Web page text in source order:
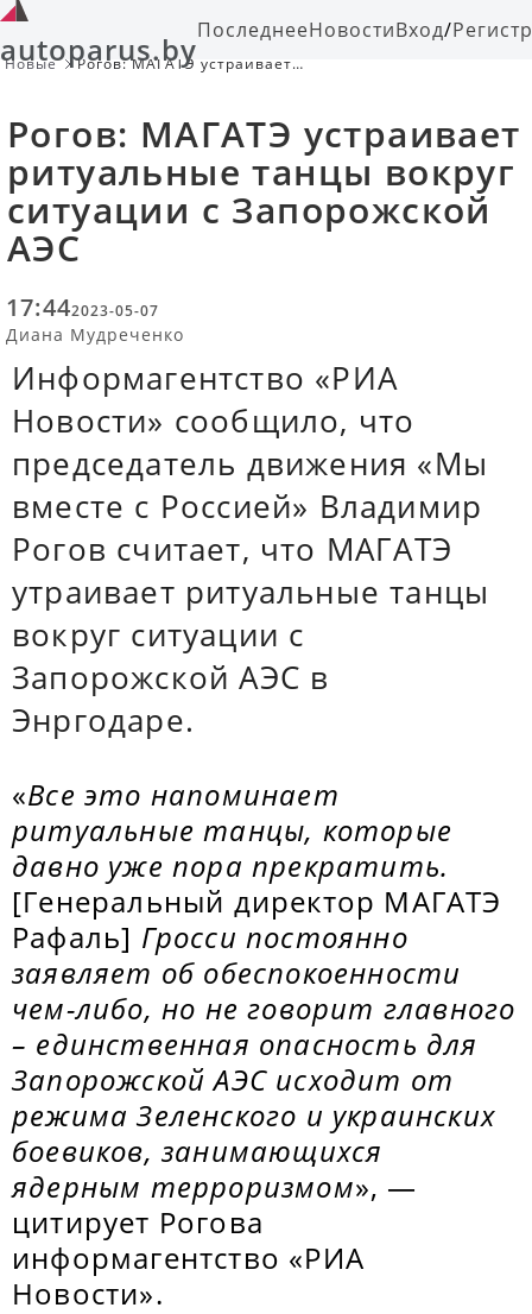
autoparus.byПоследнееНовостиВход/
Новые
Рогов: МАГАТЭ устраивает
Рогов: МАГАТЭ устраивает
ритуальные танцы вокруг
ситуации с Запорожской
АЭС
17:442023-05-07
Диана Мудреченко
Информагентство «РИА
Новости» сообщило, что
председатель движения «Мы
вместе с Россией» Владимир
Рогов считает, что МАГАТЭ
утраивает ритуальные танцы
вокруг ситуации с
Запорожской АЭС в
Энргодаре.
«Все это напоминает
ритуальные танцы, которые
давно уже пора прекратить.
[Генеральный директор МАГАТЭ
Рафаль] Гросси постоянно
заявляет об обеспокоенности
чем-либо, но не говорит главного
– единственная опасность для
Запорожской АЭС исходит от
режима Зеленского и украинских
боевиков, занимающихся
ядерным терроризмом», —
цитирует Рогова
информагентство «РИА
Новости».